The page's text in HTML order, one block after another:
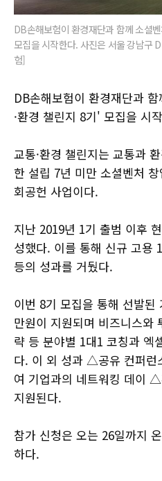
DB손해보험이 환경재단과 함께 소셜
모집을 시작한다. 사진은 서울 강남구
험]
DB손해보험이 환경재단과
·환경 챌린지 8기' 모집을 시
교통·환경 챌린지는 교통과
한 설립 7년 미만 소셜벤처
회공헌 사업이다.
지난 2019년 1기 출범 이후
성했다. 이를 통해 신규 고용
등의 성과를 거뒀다.
이번 8기 모집을 통해 선발
만원이 지원되며 비즈니스와
략 등 분야별 1대1 코칭과 엑
다. 이 외 성과 △공유 컨퍼
여 기업과의 네트워킹 데이
지원된다.
참가 신청은 오는 26일까지
하다.